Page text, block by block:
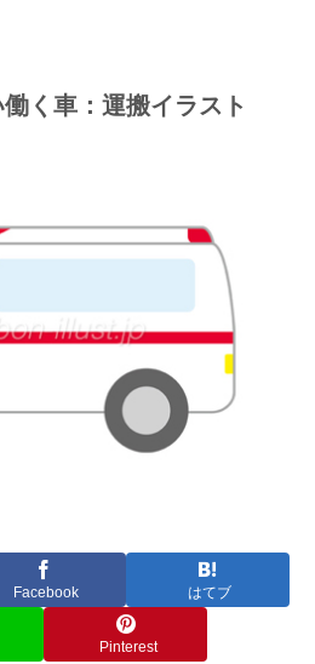
く車：運搬イラスト
Facebook はてブ
Pinterest